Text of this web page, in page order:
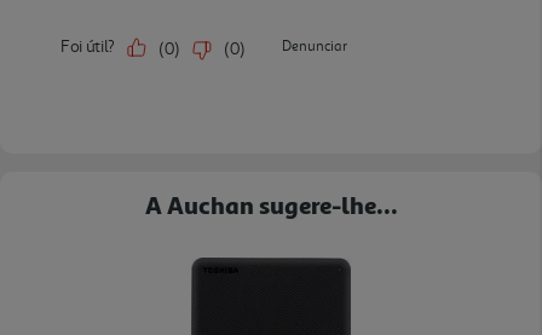
A Auchan sugere-lhe...